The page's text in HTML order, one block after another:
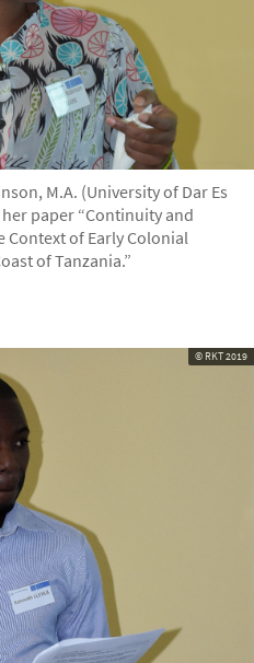
M.A. (University of Dar Es
paper “Continuity and
Context of Early Colonial
of Tanzania.”
© RKT 2019